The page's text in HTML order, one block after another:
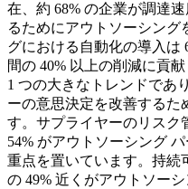
在、約 68% の企業が調達
るためにアウトソーシング
グにおける自動化の導入は
間の 40% 以上の削減に貢
1 つの大きなトレンドであ
ーの意思決定を改善するた
す。サプライヤーのリスク
54% がアウトソーシング
重点を置いています。持続
の 49% 近くがアウトソー